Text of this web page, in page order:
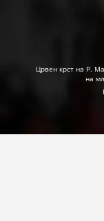
Црвен крст на Р.
на